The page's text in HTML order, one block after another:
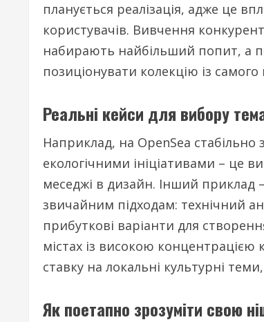
планується реалізація, адже це
користувачів. Вивчення
набирають найбільший попит, а
позиціонувати колекцію із самого
Реальні кейси для вибору
Наприклад, на OpenSea стабільно
екологічними ініціативами – це
меседжі в дизайн. Інший приклад
звичайним підходам: технічний
прибуткові варіанти для
містах із високою концентрацією
ставку на локальні культурні
Як поетапно зрозуміти свою